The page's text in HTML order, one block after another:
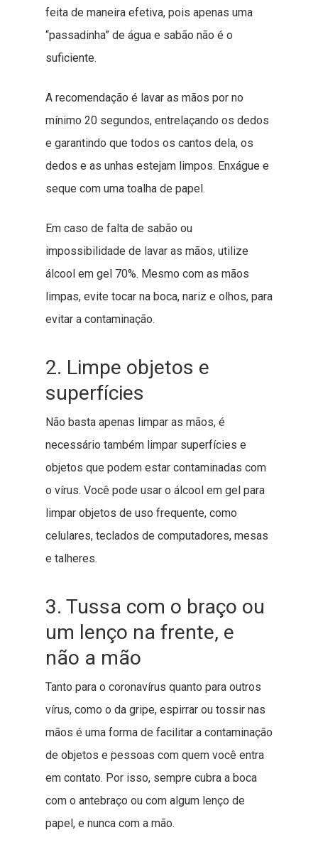
feita de maneira efetiva, pois apenas uma
“passadinha” de água e sabão não é o
suficiente.
A recomendação é lavar as mãos por no
mínimo 20 segundos, entrelaçando os dedos
e garantindo que todos os cantos dela, os
dedos e as unhas estejam limpos. Enxágue e
seque com uma toalha de papel.
Em caso de falta de sabão ou
impossibilidade de lavar as mãos, utilize
álcool em gel 70%. Mesmo com as mãos
limpas, evite tocar na boca, nariz e olhos, para
evitar a contaminação.
2. Limpe objetos e
superfícies
Não basta apenas limpar as mãos, é
necessário também limpar superfícies e
objetos que podem estar contaminadas com
o vírus. Você pode usar o álcool em gel para
limpar objetos de uso frequente, como
celulares, teclados de computadores, mesas
e talheres.
3. Tussa com o braço ou
um lenço na frente, e
não a mão
Tanto para o coronavírus quanto para outros
vírus, como o da gripe, espirrar ou tossir nas
mãos é uma forma de facilitar a contaminação
de objetos e pessoas com quem você entra
em contato. Por isso, sempre cubra a boca
com o antebraço ou com algum lenço de
papel, e nunca com a mão.